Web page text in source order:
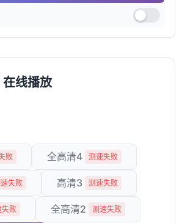
线播放
败 全高清4 测速失败
失败 高清3 测速失败
失败 全高清2 测速失败